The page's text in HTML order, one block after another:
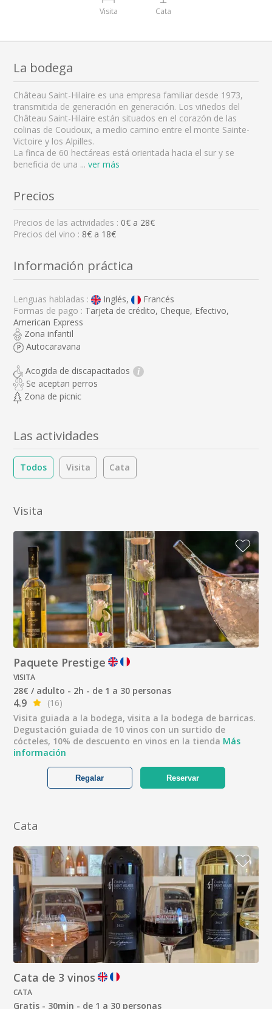
Visita Cata
La bodega
Château Saint-Hilaire es una empresa familiar desde 1973,
transmitida de generación en generación. Los viñedos del
Château Saint-Hilaire están situados en el corazón de las
colinas de Coudoux, a medio camino entre el monte Sainte-
Victoire y los Alpilles.
La finca de 60 hectáreas está orientada hacia el sur y se
beneficia de una ... ver más
Precios
Precios de las actividades : 0€ a 28€
Precios del vino : 8€ a 18€
Información práctica
Lenguas habladas : Inglés,
Francés
Formas de pago : Tarjeta de crédito, Cheque, Efectivo,
American Express
Zona infantil
Autocaravana
Acogida de discapacitados i
Se aceptan perros
Zona de picnic
Las actividades
Todos Visita Cata
Visita
Paquete Prestige
VISITA
28€ / adulto - 2h - de 1 a 30 personas
4.9
(16)
Visita guiada a la bodega, visita a la bodega de barricas.
Degustación guiada de 10 vinos con un surtido de
cócteles, 10% de descuento en vinos en la tienda Más
información
Reservar
Regalar
Cata
Cata de 3 vinos
CATA
Gratis - 30min - de 1 a 30 personas